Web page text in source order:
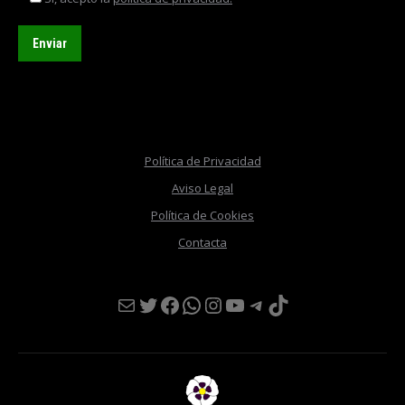
Política de Privacidad
Aviso Legal
Política de Cookies
Contacta
Mail Twitter Facebook WhatsApp InstagramYouTube Telegram TikTok